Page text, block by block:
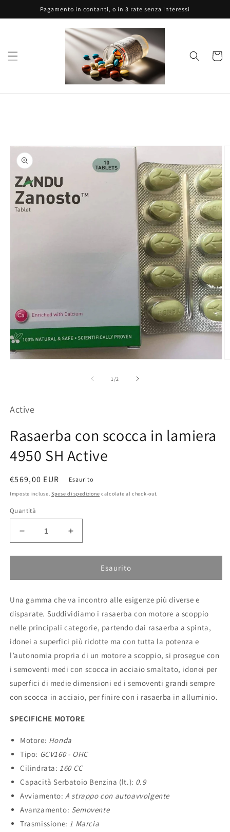
direttamente
ai contenuti
Pagamento in contanti, o in 3 rate senza interessi
Carrello
Passa alle
informazioni
sul prodotto
modale
1 /su2
Active
Rasaerba con scocca in lamiera
4950 SH Active
Prezzo
di
€569,00 EUR Esaurito
Imposte incluse. Spese di spedizione calcolate al check-out.
Quantità
Diminuisci
quantità
per
con
in
lamiera
SH
Active
Aumenta
quantità
per
Rasaerba
con
in
lamiera
SH
Active
Esaurito
Una gamma che va incontro alle esigenze più diverse e
disparate. Suddividiamo i rasaerba con motore a scoppio
nelle principali categorie, partendo dai rasaerba a spinta,
idonei a superfici più ridotte ma con tutta la potenza e
l’autonomia propria di un motore a scoppio, si prosegue con
i semoventi medi con scocca in acciaio smaltato, idonei per
superfici di medie dimensioni ed i semoventi grandi sempre
con scocca in acciaio, per finire con i rasaerba in alluminio.
SPECIFICHE MOTORE
Motore: Honda
Tipo: GCV160 - OHC
Cilindrata: 160 CC
Capacità Serbatoio Benzina (lt.): 0.9
Avviamento: A strappo con autoavvolgente
Avanzamento: Semovente
Trasmissione: 1 Marcia